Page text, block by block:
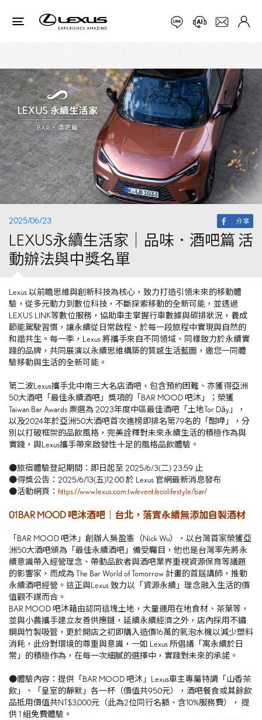
2025/06/23
LEXUS永續生活家｜品味．酒吧篇 活
動辦法與中獎名單
Lexus 以前瞻思維與創新科技為核心，致力打造引領未來的移動體
驗，從多元動力到數位科技，不斷探索移動的全新可能，並透過
LEXUS LINK等數位服務，協助車主掌握行車數據與碳排狀況，養成
節能駕駛習慣，讓永續從日常啟程、於每一段旅程中實現與自然的
和諧共生。每一季，Lexus 將攜手來自不同領域、同樣致力於永續實
踐的品牌，共同展演以永續思維構築的質感生活藍圖，邀您一同體
驗移動與生活的全新可能。
第二波Lexus攜手北中南三大名店酒吧，包含預約困難、亦獲得亞洲
50大酒吧「最佳永續酒吧」獎項的「BAR MOOD 吧沐」；榮獲
Taiwan Bar Awards 票選為 2023年度中區最佳酒吧「土地Tor Dāy」，
以及2024年於亞洲50大酒吧首次進榜即排名第79名的「酣呷」，分
別以打破框架的品飲風格，完美詮釋對未來永續生活的積極作為與
實踐，與Lexus攜手帶來啟發性十足的風格品飲體驗。
●旅宿體驗登記期間：即日起至 2025/6/3(二) 23:59 止
●得獎公告：2025/6/13(五)12:00 於 Lexus 官網最新消息發布
●活動網頁： https://www.lexus.com.tw/event/ecolifestyle/bar/
01 BAR MOOD 吧沐酒吧｜台北，落實永續無添加自製酒材
「BAR MOOD 吧沐」創辦人吳盈憲（Nick Wu），以台灣首家榮獲亞
洲50大酒吧頒為「最佳永續酒吧」備受矚目，他也是台灣率先將永
續意識帶入經營理念、帶動品飲者與酒吧業界重視資源保育等議題
的影響家，而成為 The Bar World of Tomorrow 計畫的首屆講師，推動
永續酒吧經營。這正與Lexus 致力以「資源永續」理念融入生活的價
值觀不謀而合。
BAR MOOD 吧沐藉由認同這塊土地，大量運用在地食材、茶葉等，
並與小農攜手建立友善供應鏈，延續永續經濟之外，店內採用不鏽
鋼與竹製吸管，更於開店之初即購入造價16萬的氣泡水機以減少塑料
消耗，此份對環境的尊重與意識，一如 Lexus 所倡議「寓永續於日
常」的積極作為，在每一次細膩的選擇中，實踐對未來的承諾。
●體驗內容：提供「BAR MOOD 吧沐」Lexus車主專屬特調「山香茶
飲」、「皇室的靜默」各一杯（價值共950元），酒吧餐食或其餘飲
品抵用價值共NT$3,000元（此為2位同行名額、含10%服務費）， 提
供 1 組免費體驗。